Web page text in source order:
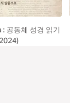
공동체 성경 읽기